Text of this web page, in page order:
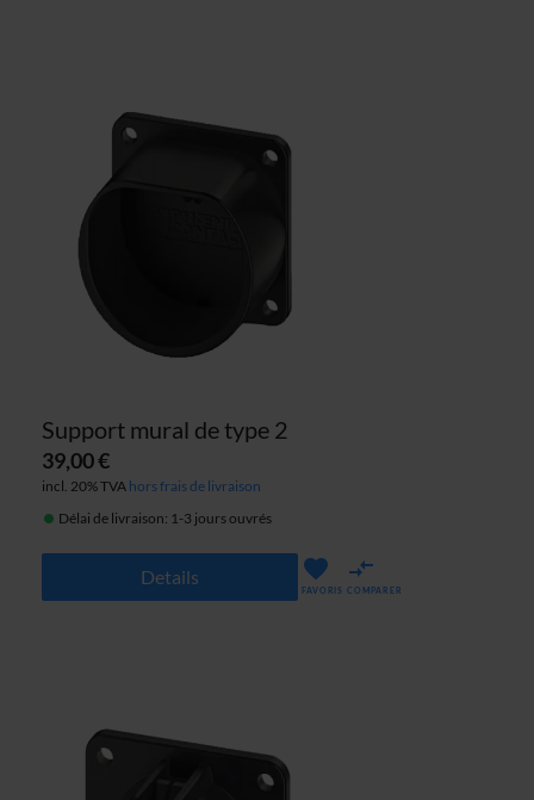
Support mural de type 2
39,00 €
incl. 20% TVA hors frais de livraison
Délai de livraison: 1-3 jours ouvrés
Details
FAVORIS COMPARER